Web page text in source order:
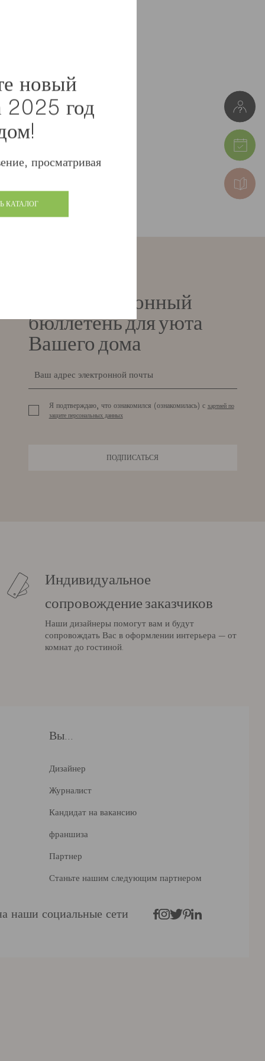
новый
2025 год
просматривая
КАТАЛОГ
Информационный
бюллетень для уюта
Вашего дома
Я подтверждаю, что ознакомился (ознакомилась) с хартией по
защите персональных данных
ПОДПИСАТЬСЯ
Индивидуальное
сопровождение заказчиков
Наши дизайнеры помогут вам и будут
сопровождать Вас в оформлении интерьера — от
комнат до гостиной.
Вы...
Дизайнер
Журналист
Кандидат на вакансию
франшиза
Партнер
Станьте нашим следующим партнером
наши социальные сети